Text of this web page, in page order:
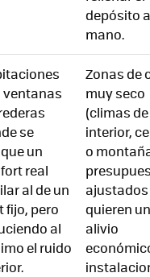
depósito a
mano.
ventanas
se
un
real
al de un
fijo, pero
al
el ruido
Zonas de
muy seco
(climas de
interior,
o
quieren un
alivio